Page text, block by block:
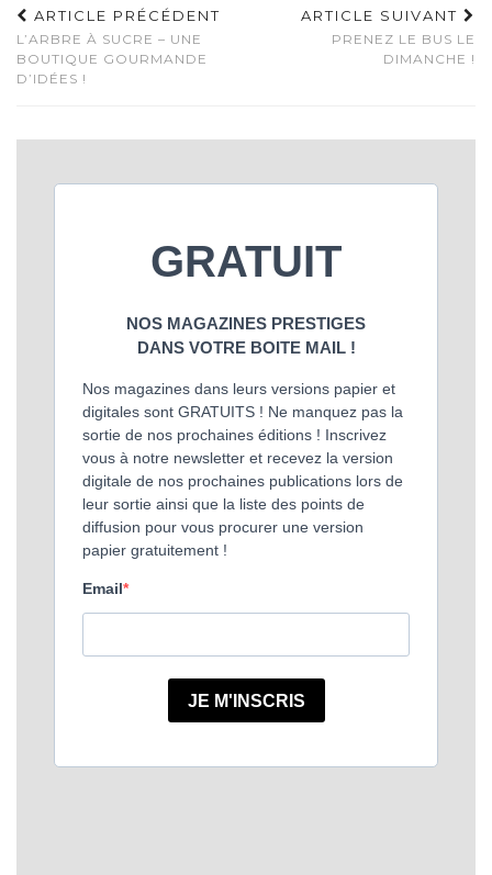
ARTICLE PRÉCÉDENT
L’ARBRE À SUCRE – UNE
BOUTIQUE GOURMANDE
D’IDÉES !
ARTICLE SUIVANT
PRENEZ LE BUS LE
DIMANCHE !